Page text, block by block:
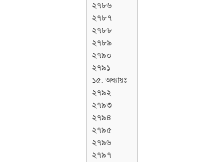
২৭৮৬
২৭৮৭
২৭৮৮
২৭৮৯
২৭৯০
২৭৯১
১৫. অধ্যায়ঃ
২৭৯২
২৭৯৩
২৭৯৪
২৭৯৫
২৭৯৬
২৭৯৭